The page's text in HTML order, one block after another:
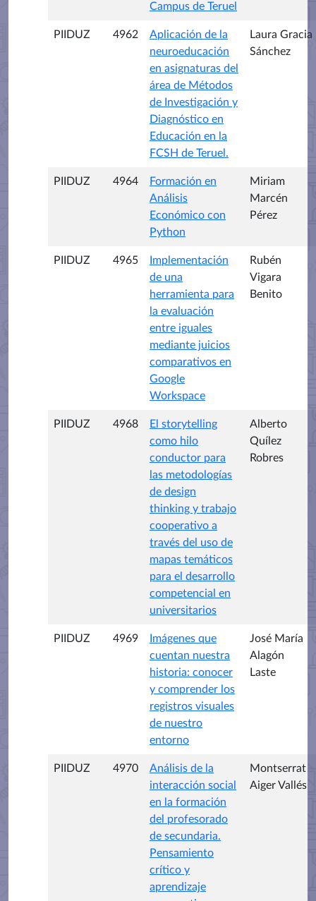
Campus de Teruel
PIIDUZ 4962
Aplicación de la
neuroeducación
en asignaturas del
área de Métodos
de Investigación y
Diagnóstico en
Educación en la
FCSH de Teruel.
Laura Gracia
Sánchez
PIIDUZ 4964
Formación en
Análisis
Económico con
Python
Miriam
Marcén
Pérez
PIIDUZ 4965
Implementación
de una
herramienta para
la evaluación
entre iguales
mediante juicios
comparativos en
Google
Workspace
Rubén
Vigara
Benito
PIIDUZ 4968
El storytelling
como hilo
conductor para
las metodologías
de design
thinking y trabajo
cooperativo a
través del uso de
mapas temáticos
para el desarrollo
competencial en
universitarios
Alberto
Quílez
Robres
PIIDUZ 4969
Imágenes que
cuentan nuestra
historia: conocer
y comprender los
registros visuales
de nuestro
entorno
José María
Alagón
Laste
PIIDUZ 4970
Análisis de la
interacción social
en la formación
del profesorado
de secundaria.
Pensamiento
crítico y
aprendizaje
Montserrat
Aiger Vallés